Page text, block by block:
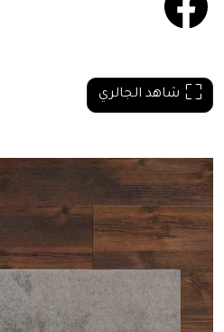
شاهد الجالري